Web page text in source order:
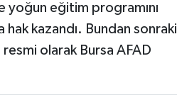
yoğun eğitim programını
kazandı. Bundan sonraki
olarak Bursa AFAD